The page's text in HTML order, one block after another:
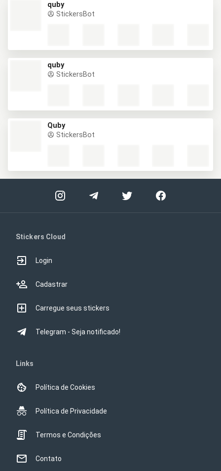
quby
StickersBot
quby
StickersBot
Quby
StickersBot
Stickers Cloud
Login
Cadastrar
Carregue seus stickers
Telegram - Seja notificado!
Links
Política de Cookies
Política de Privacidade
Termos e Condições
Contato